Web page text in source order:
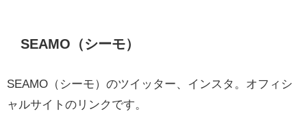
SEAMO（シーモ）
SEAMO（シーモ）のツイッター、インスタ。オフィシ
ャルサイトのリンクです。